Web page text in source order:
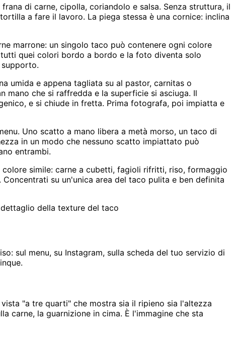
di carne, cipolla, coriandolo e salsa. Senza struttura, il
a fare il lavoro. La piega stessa è una cornice: inclina
marrone: un singolo taco può contenere ogni colore
quei colori bordo a bordo e la foto diventa solo
umida e appena tagliata su al pastor, carnitas o
mano che si raffredda e la superficie si asciuga. Il
e si chiude in fretta. Prima fotografa, poi impiatta e
Uno scatto a mano libera a metà morso, un taco di
in un modo che nessuno scatto impiattato può
entrambi.
simile: carne a cubetti, fagioli rifritti, riso, formaggio
su un'unica area del taco pulita e ben definita
della texture del taco
sul menu, su Instagram, sulla scheda del tuo servizio di
"a tre quarti" che mostra sia il ripieno sia l'altezza
carne, la guarnizione in cima. È l'immagine che sta